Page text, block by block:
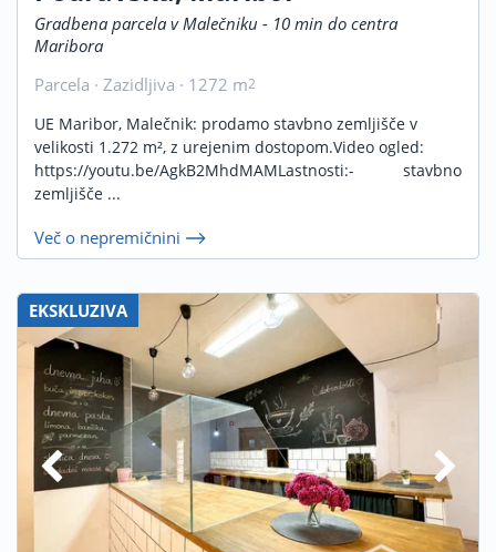
Gradbena parcela v Malečniku - 10 min do centra
Maribora
Parcela · Zazidljiva · 1272 m2
UE Maribor, Malečnik: prodamo stavbno zemljišče v
velikosti 1.272 m², z urejenim dostopom.Video ogled:
https://youtu.be/AgkB2MhdMAMLastnosti:- stavbno
zemljišče ...
Več o nepremičnini
EKSKLUZIVA